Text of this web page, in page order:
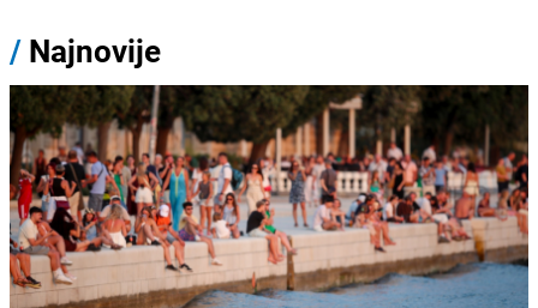
/ Najnovije